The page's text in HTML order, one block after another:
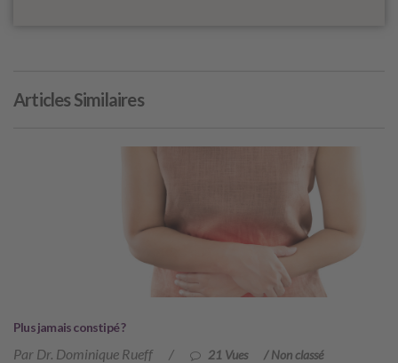
Articles Similaires
Plus jamais constipé ?
Par Dr. Dominique Rueff / 21 Vues /Non classé